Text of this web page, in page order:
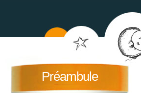
Préambule